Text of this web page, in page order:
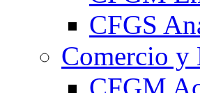
CFGS
Comercio y
CFGM